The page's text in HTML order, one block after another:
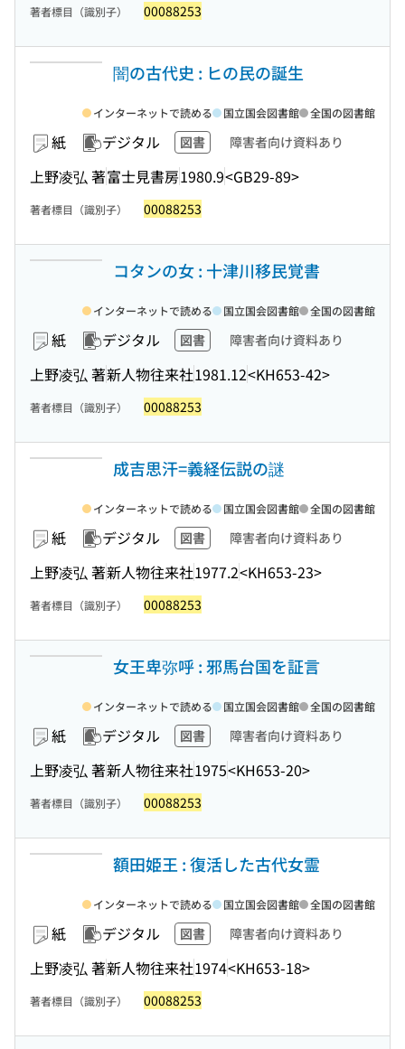
著者標目（識別子） 00088253
闇の古代史 : ヒの民の誕生
紙 デジタル 図書 障害者向け資料あり
上野凌弘 著富士見書房1980.9<GB29-89>
インターネットで読める 国立国会図書館 全国の図書館
著者標目（識別子） 00088253
コタンの女 : 十津川移民覚書
紙 デジタル 図書 障害者向け資料あり
上野凌弘 著新人物往来社1981.12<KH653-42>
インターネットで読める 国立国会図書館 全国の図書館
著者標目（識別子） 00088253
成吉思汗=義経伝説の謎
紙 デジタル 図書 障害者向け資料あり
上野凌弘 著新人物往来社1977.2<KH653-23>
インターネットで読める 国立国会図書館 全国の図書館
著者標目（識別子） 00088253
女王卑弥呼 : 邪馬台国を証言
紙 デジタル 図書 障害者向け資料あり
上野凌弘 著新人物往来社1975<KH653-20>
インターネットで読める 国立国会図書館 全国の図書館
著者標目（識別子） 00088253
額田姫王 : 復活した古代女霊
紙 デジタル 図書 障害者向け資料あり
上野凌弘 著新人物往来社1974<KH653-18>
インターネットで読める 国立国会図書館 全国の図書館
著者標目（識別子） 00088253